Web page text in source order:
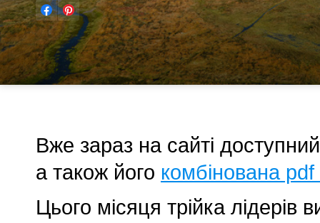
Вже зараз на сайті
а також його комбінована pdf
Цього місяця трійка лідерів